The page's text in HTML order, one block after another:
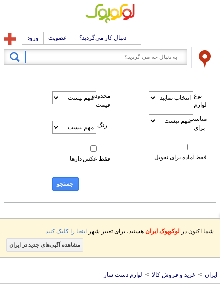
دنبال کار می‌گردید؟ عضویت ورود
نوع
لوازم
مناسب
برای
فقط آماده برای تحویل
محدوده
قیمت
رنگ
فقط عکس دارها
جستجو
شما اکنون در لوکوپوک ایرانهستید، برای تغییر شهراینجا را کلیک کنید.
مشاهده آگهی‌های جدید در ایران
> خرید و فروش کالا > لوازم دست ساز